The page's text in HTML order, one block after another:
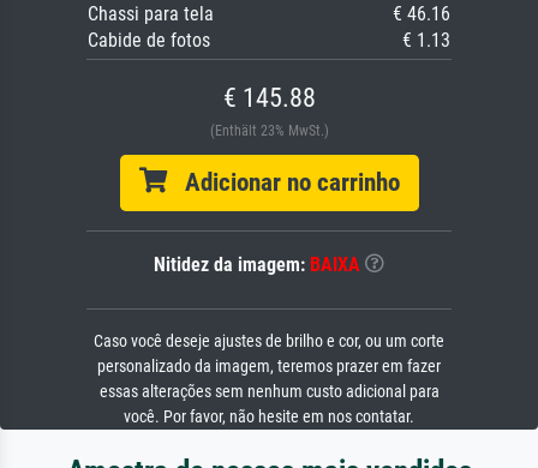
Chassi para tela
€ 46.16
Cabide de fotos
€ 1.13
€ 145.88
(Enthält 23% MwSt.)
Adicionar no carrinho
Nitidez da imagem: BAIXA
Caso você deseje ajustes de brilho e cor, ou um corte
personalizado da imagem, teremos prazer em fazer
essas alterações sem nenhum custo adicional para
você. Por favor, não hesite em nos contatar.